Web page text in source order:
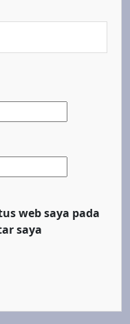
web saya pada
saya